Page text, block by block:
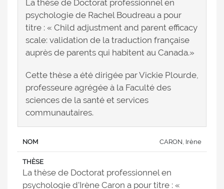
La thèse de Doctorat professionnel en
psychologie de Rachel Boudreau a pour
titre : « Child adjustment and parent efficacy
scale: validation de la traduction française
auprès de parents qui habitent au Canada.»
Cette thèse a été dirigée par Vickie Plourde,
professeure agrégée à la Faculté des
sciences de la santé et services
communautaires.
CARON, Irène
La thèse de Doctorat professionnel en
psychologie d’Irène Caron a pour titre : «